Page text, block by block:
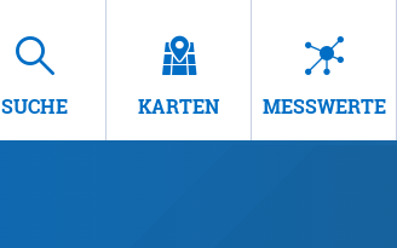
SUCHE KARTEN MESSWERTE